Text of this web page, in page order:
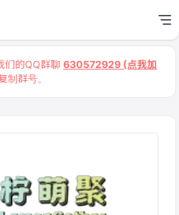
们的QQ群聊 630572929 (点我加
制群号。